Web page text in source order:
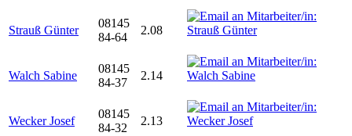
Strauß Günter
08145
84-64
2.08
Walch Sabine
08145
84-37
2.14
Wecker Josef
08145
84-32
2.13